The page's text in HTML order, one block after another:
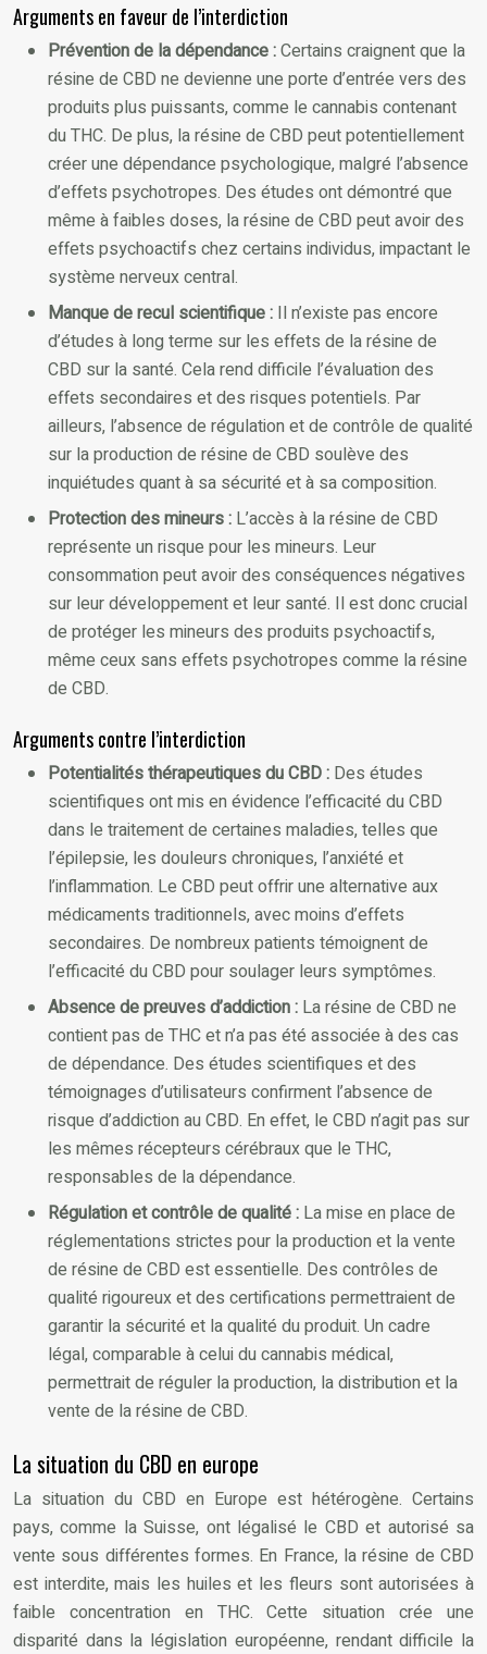
Arguments en faveur de l’interdiction
Prévention de la dépendance :Certains craignent que la
résine de CBD ne devienne une porte d’entrée vers des
produits plus puissants, comme le cannabis contenant
du THC. De plus, la résine de CBD peut potentiellement
créer une dépendance psychologique, malgré l’absence
d’effets psychotropes. Des études ont démontré que
même à faibles doses, la résine de CBD peut avoir des
effets psychoactifs chez certains individus, impactant le
système nerveux central.
Manque de recul scientifique : Il n’existe pas encore
d’études à long terme sur les effets de la résine de
CBD sur la santé. Cela rend difficile l’évaluation des
effets secondaires et des risques potentiels. Par
ailleurs, l’absence de régulation et de contrôle de qualité
sur la production de résine de CBD soulève des
inquiétudes quant à sa sécurité et à sa composition.
Protection des mineurs : L’accès à la résine de CBD
représente un risque pour les mineurs. Leur
consommation peut avoir des conséquences négatives
sur leur développement et leur santé. Il est donc crucial
de protéger les mineurs des produits psychoactifs,
même ceux sans effets psychotropes comme la résine
de CBD.
Arguments contre l’interdiction
Potentialités thérapeutiques du CBD : Des études
scientifiques ont mis en évidence l’efficacité du CBD
dans le traitement de certaines maladies, telles que
l’épilepsie, les douleurs chroniques, l’anxiété et
l’inflammation. Le CBD peut offrir une alternative aux
médicaments traditionnels, avec moins d’effets
secondaires. De nombreux patients témoignent de
l’efficacité du CBD pour soulager leurs symptômes.
Absence de preuves d’addiction : La résine de CBD ne
contient pas de THC et n’a pas été associée à des cas
de dépendance. Des études scientifiques et des
témoignages d’utilisateurs confirment l’absence de
risque d’addiction au CBD. En effet, le CBD n’agit pas sur
les mêmes récepteurs cérébraux que le THC,
responsables de la dépendance.
Régulation et contrôle de qualité : La mise en place de
réglementations strictes pour la production et la vente
de résine de CBD est essentielle. Des contrôles de
qualité rigoureux et des certifications permettraient de
garantir la sécurité et la qualité du produit. Un cadre
légal, comparable à celui du cannabis médical,
permettrait de réguler la production, la distribution et la
vente de la résine de CBD.
La situation du CBD en europe
La situation du CBD en Europe est hétérogène. Certains
pays, comme la Suisse, ont légalisé le CBD et autorisé sa
vente sous différentes formes. En France, la résine de CBD
est interdite, mais les huiles et les fleurs sont autorisées à
faible concentration en THC. Cette situation crée une
disparité dans la législation européenne, rendant difficile la